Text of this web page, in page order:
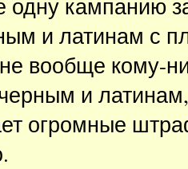
одну кампанию
и латинам с
вообще кому-
и
огромные